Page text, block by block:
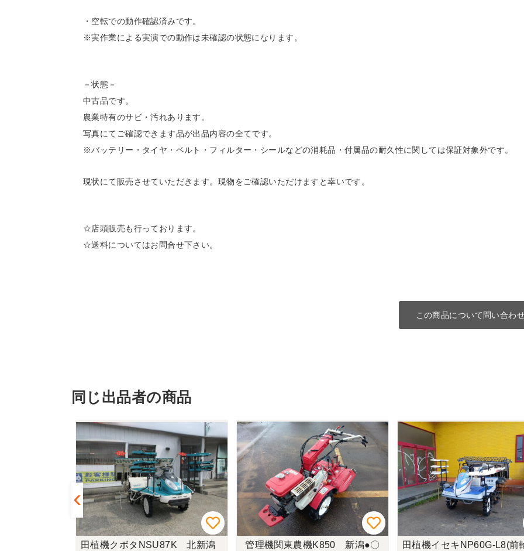
・空転での動作確認済みです。
※実作業による実演での動作は未確認の状態になります。
－状態－
中古品です。
農業特有のサビ・汚れあります。
写真にてご確認できます品が出品内容の全てです。
※バッテリー・タイヤ・ベルト・フィルター・シールなどの消耗品・付属品の耐久性に関しては保証対象外です。
現状にて販売させていただきます。現物をご確認いただけますと幸いです。
☆店頭販売も行っております。
☆送料についてはお問合せ下さい。
この商品について問い合わ
同じ出品者の商品
田植機クボタNSU87K 北新潟
管理機関東農機K850 新潟●〇
田植機イセキNP60G-L8(前